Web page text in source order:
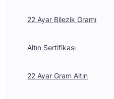
22 Ayar Bilezik Gramı
Altın Sertifikası
22 Ayar Gram Altın